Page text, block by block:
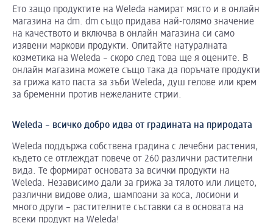
Ето защо продуктите на Weleda намират място и в онлайн
магазина на dm. dm също придава най-голямо значение
на качеството и включва в онлайн магазина си само
изявени маркови продукти. Опитайте натуралната
козметика на Weleda – скоро след това ще я оцените. В
онлайн магазина можете също така да поръчате продукти
за грижа като паста за зъби Weleda, душ гелове или крем
за бременни против нежеланите стрии.
Weleda – всичко добро идва от градината на природата
Weleda поддържа собствена градина с лечебни растения,
където се отглеждат повече от 260 различни растителни
вида. Те формират основата за всички продукти на
Weleda. Независимо дали за грижа за тялото или лицето,
различни видове олиа, шампоани за коса, лосиони и
много други – растителните съставки са в основата на
всеки продукт на Weleda!